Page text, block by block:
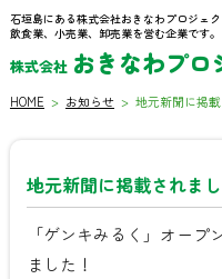
石垣島にある株式会社おきなわプロジェク
飲食業、小売業、卸売業を営む企業です。
株式会社 おきなわプロ
HOME > お知らせ >地元新聞に掲載
地元新聞に掲載されまし
「ゲンキみるく」オー
ました！